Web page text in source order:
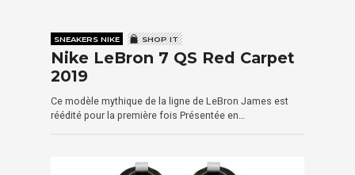
SNEAKERS NIKE SHOP IT
Nike LeBron 7 QS Red Carpet
2019
Ce modèle mythique de la ligne de LeBron James est
réédité pour la première fois Présentée en…